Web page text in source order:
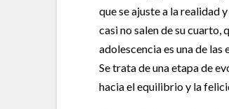
que se ajuste a la realidad
casi no salen de su cuarto,
adolescencia es una de
Se trata de una etapa de
hacia el equilibrio y la